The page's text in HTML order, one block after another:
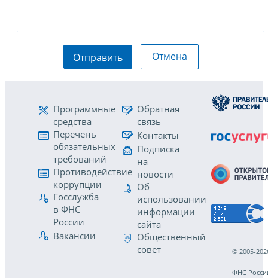
Отправить Отмена
Программные
средства
Перечень
обязательных
требований
Противодействие
коррупции
Госслужба
в ФНС
России
Вакансии
Обратная
связь
Контакты
Подписка
на
новости
Об
использовании
информации
сайта
Общественный
совет
© 2005-
ФНС